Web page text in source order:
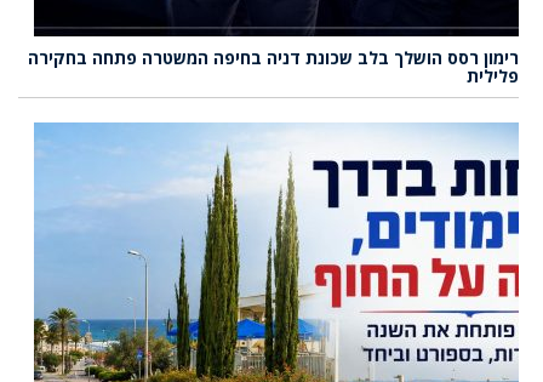
רימון רסס הושלך בלב שכונת דניה בחיפה המשטרה פתחה בחקירה
פלילית